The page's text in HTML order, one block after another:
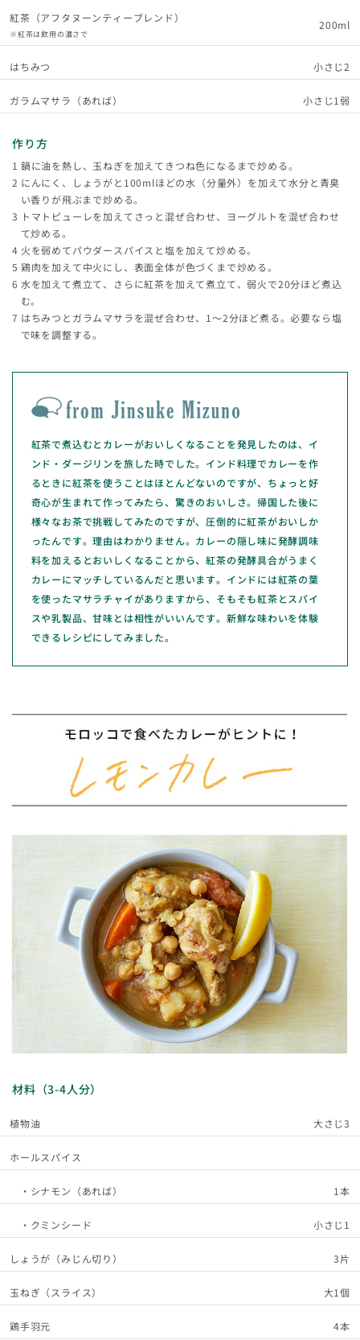
紅茶（アフタヌーンティーブレンド）
※紅茶は飲用の濃さで
200ml
はちみつ 小さじ2
ガラムマサラ（あれば） 小さじ1弱
作り方
鍋に油を熱し、玉ねぎを加えてきつね色になるまで炒める。
にんにく、しょうがと100mlほどの水（分量外）を加えて水分と青臭
い香りが飛ぶまで炒める。
トマトピューレを加えてさっと混ぜ合わせ、ヨーグルトを混ぜ合わせ
て炒める。
火を弱めてパウダースパイスと塩を加えて炒める。
鶏肉を加えて中火にし、表面全体が色づくまで炒める。
水を加えて煮立て、さらに紅茶を加えて煮立て、弱火で20分ほど煮込
む。
はちみつとガラムマサラを混ぜ合わせ、1～2分ほど煮る。必要なら塩
で味を調整する。
紅茶で煮込むとカレーがおいしくなることを発見したのは、イ
ンド・ダージリンを旅した時でした。インド料理でカレーを作
るときに紅茶を使うことはほとんどないのですが、ちょっと好
奇心が生まれて作ってみたら、驚きのおいしさ。帰国した後に
様々なお茶で挑戦してみたのですが、圧倒的に紅茶がおいしか
ったんです。理由はわかりません。カレーの隠し味に発酵調味
料を加えるとおいしくなることから、紅茶の発酵具合がうまく
カレーにマッチしているんだと思います。インドには紅茶の葉
を使ったマサラチャイがありますから、そもそも紅茶とスパイ
スや乳製品、甘味とは相性がいいんです。新鮮な味わいを体験
できるレシピにしてみました。
材料（3-4人分）
植物油 大さじ3
ホールスパイス
・シナモン（あれば） 1本
・クミンシード 小さじ1
しょうが（みじん切り） 3片
玉ねぎ（スライス） 大1個
鶏手羽元 4本